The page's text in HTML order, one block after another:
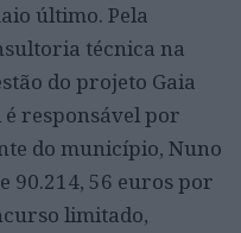
último. Pela
técnica na
do projeto Gaia
responsável por
do município, Nuno
90.214, 56 euros por
limitado,